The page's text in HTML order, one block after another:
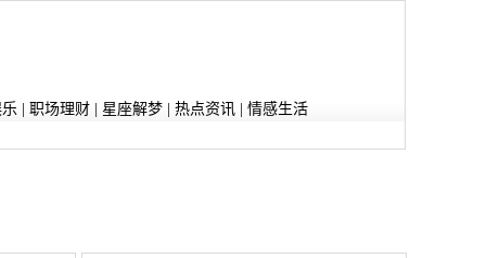
职场理财| 星座解梦| 热点资讯| 情感生活